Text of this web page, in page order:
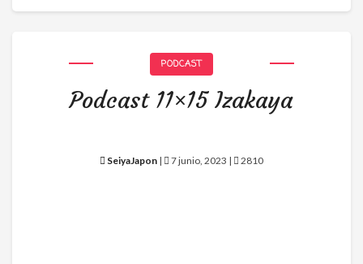
PODCAST
Podcast 11×15 Izakaya
SeiyaJapon | 7 junio, 2023 | 2810